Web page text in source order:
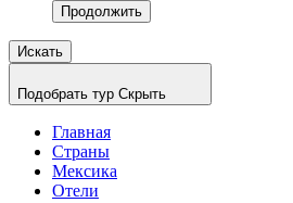
Продолжить
Искать
Подобрать тур Скрыть
Главная
Страны
Мексика
Отели